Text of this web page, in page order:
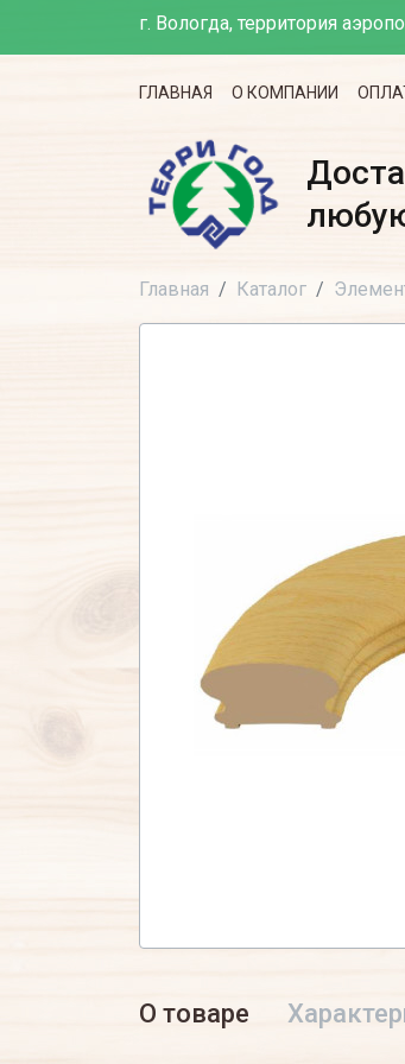
г. Вологда, территория
ГЛАВНАЯ О КОМПАНИИ
Главная Каталог
О товаре